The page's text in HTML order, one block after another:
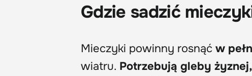
Gdzie sadzić
Mieczyki powinny rosnąć w
wiatru. Potrzebują gleby